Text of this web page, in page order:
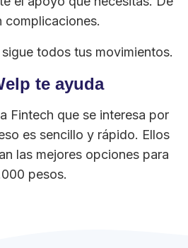
complicaciones.
todos tus movimientos.
te ayuda
Fintech que se interesa por
es sencillo y rápido. Ellos
las mejores opciones para
pesos.